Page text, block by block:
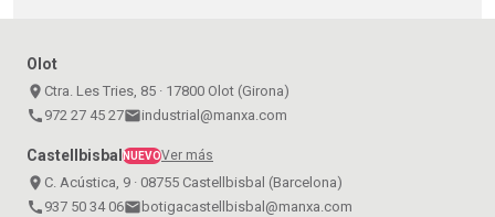
Olot
place Ctra. Les Tries, 85 · 17800 Olot (Girona)
call 972 27 45 27emailindustrial@manxa.com
CastellbisbalNUEVOVer más
place C. Acústica, 9 · 08755 Castellbisbal (Barcelona)
call 937 50 34 06emailbotigacastellbisbal@manxa.com